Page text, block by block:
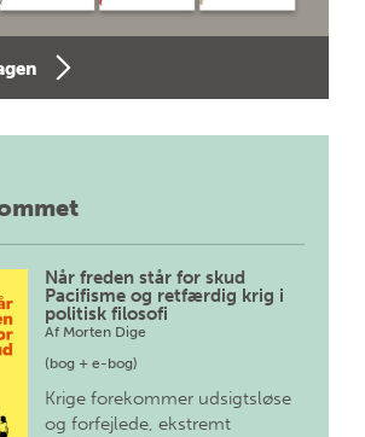
Når freden står for skud
Pacifisme og retfærdig krig i
politisk filosofi
Af Morten Dige
(bog + e-bog)
Krige forekommer udsigtsløse
og forfejlede, ekstremt